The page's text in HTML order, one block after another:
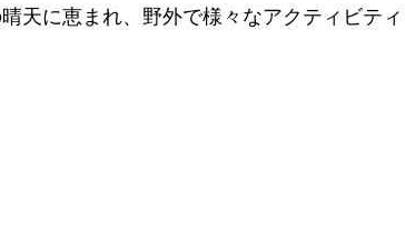
天に恵まれ、野外で様々なアクティビティ